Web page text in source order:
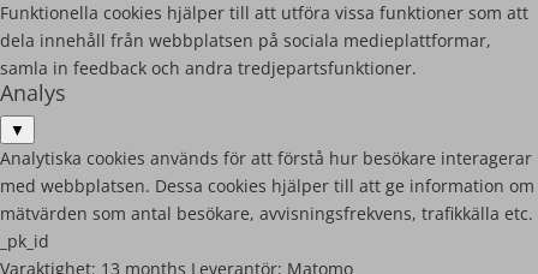
Funktionella cookies hjälper till att utföra vissa funktioner som att
dela innehåll från webbplatsen på sociala medieplattformar,
samla in feedback och andra tredjepartsfunktioner.
Analys
▼
Analytiska cookies används för att förstå hur besökare interagerar
med webbplatsen. Dessa cookies hjälper till att ge information om
mätvärden som antal besökare, avvisningsfrekvens, trafikkälla etc.
_pk_id
Varaktighet: 13 months Leverantör: Matomo